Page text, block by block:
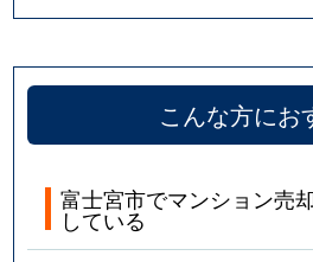
こんな方にお
富士宮市でマンション売
している